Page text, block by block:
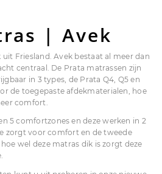
| Avek
Friesland. Avek bestaat al meer dan
centraal. De Prata matrassen zijn
in 3 types, de Prata Q4, Q5 en
de toegepaste afdekmaterialen, hoe
comfort.
5 comfortzones en deze werken in 2
zorgt voor comfort en de tweede
wel deze matras dik is zorgt deze